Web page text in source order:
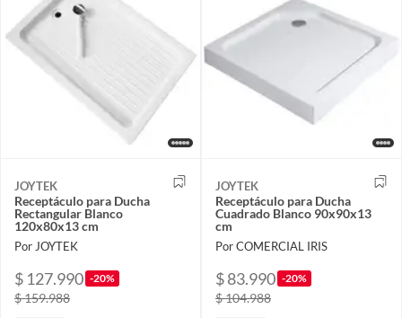
JOYTEK
Receptáculo para Ducha
Rectangular Blanco
120x80x13 cm
Por JOYTEK
$ 127.990 -20%
$ 159.988
JOYTEK
Receptáculo para Ducha
Cuadrado Blanco 90x90x13
cm
Por COMERCIAL IRIS
$ 83.990 -20%
$ 104.988